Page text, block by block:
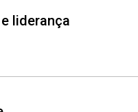
liderança